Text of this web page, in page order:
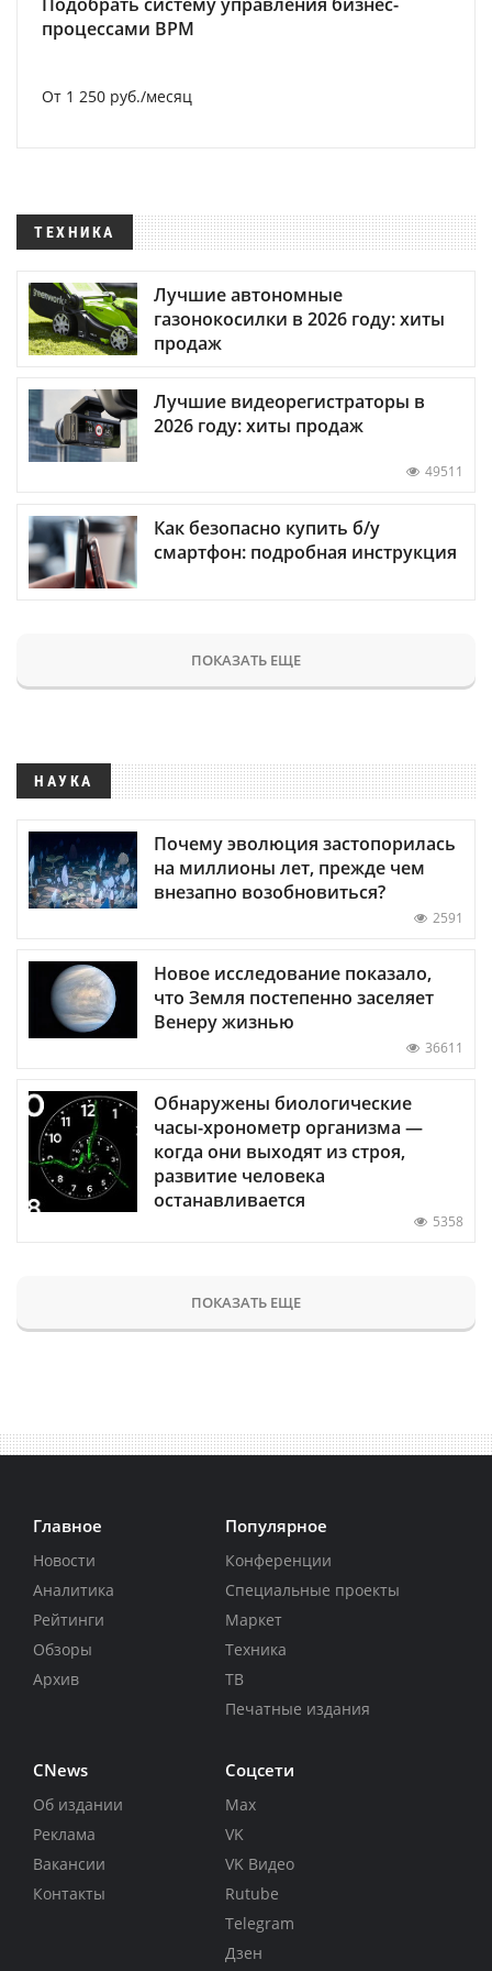
процессами BPM
От 1 250 руб./месяц
ТЕХНИКА
Лучшие автономные
газонокосилки в 2026 году: хиты
продаж
Лучшие видеорегистраторы в
2026 году: хиты продаж
49511
Как безопасно купить б/у
смартфон: подробная инструкция
ПОКАЗАТЬ ЕЩЕ
НАУКА
Почему эволюция застопорилась
на миллионы лет, прежде чем
внезапно возобновиться?
2591
Новое исследование показало,
что Земля постепенно заселяет
Венеру жизнью
36611
Обнаружены биологические
часы-хронометр организма —
когда они выходят из строя,
развитие человека
останавливается
5358
ПОКАЗАТЬ ЕЩЕ
Главное
Новости
Аналитика
Рейтинги
Обзоры
Архив
Популярное
Конференции
Специальные проекты
Маркет
Техника
ТВ
Печатные издания
CNews
Об издании
Реклама
Вакансии
Контакты
Соцсети
Max
VK
VK Видео
Rutube
Telegram
Дзен